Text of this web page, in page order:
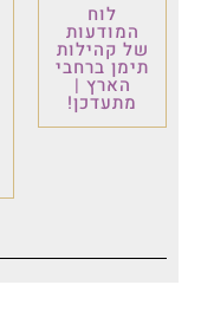
לוח
המודעות
של קהילות
תימן ברחבי
הארץ |
מתעדכן!